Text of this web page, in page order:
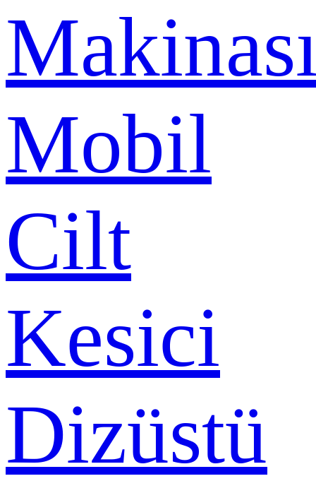
Mobil
Cilt
Kesici
Dizüstü